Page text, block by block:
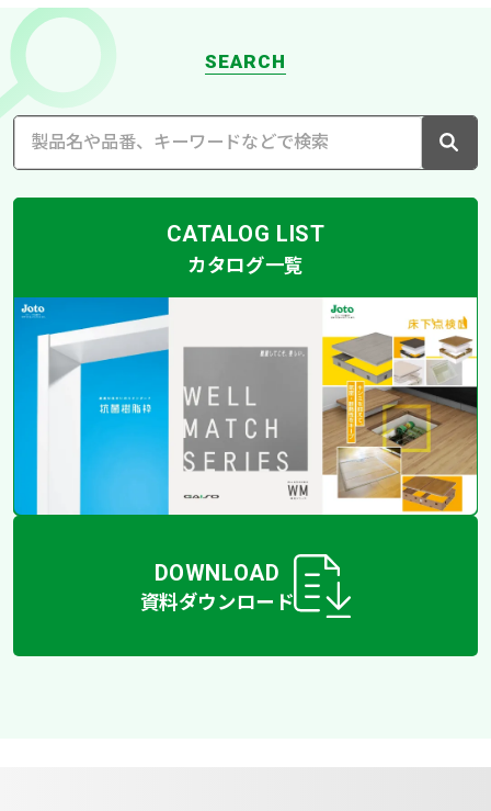
SEARCH
CATALOG LIST
カタログ一覧
DOWNLOAD
資料ダウンロード